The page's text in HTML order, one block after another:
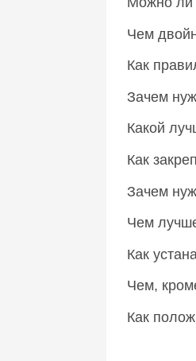
Чем
Как
Зачем
Какой
Как
Зачем
Чем
Как
Чем,
Как